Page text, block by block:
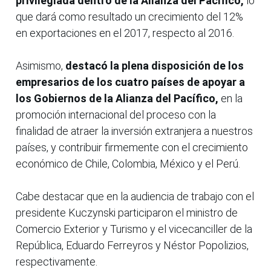
que dará como resultado un crecimiento del 12%
en exportaciones en el 2017, respecto al 2016.
Asimismo, destacó la plena disposición de los
empresarios de los cuatro países de apoyar a
los Gobiernos de la Alianza del Pacífico, en la
promoción internacional del proceso con la
finalidad de atraer la inversión extranjera a nuestros
países, y contribuir firmemente con el crecimiento
económico de Chile, Colombia, México y el Perú.
Cabe destacar que en la audiencia de trabajo con el
presidente Kuczynski participaron el ministro de
Comercio Exterior y Turismo y el vicecanciller de la
República, Eduardo Ferreyros y Néstor Popolizios,
respectivamente.